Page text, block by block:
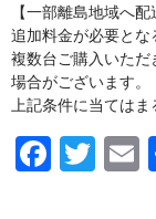
浴槽/バスタブ
商品カテゴリー
カート
お問い合わせ
【一部離島地域へ配
追加料金が必要とな
複数台ご購入いただ
場合がございます。
上記条件に当ては
F
T